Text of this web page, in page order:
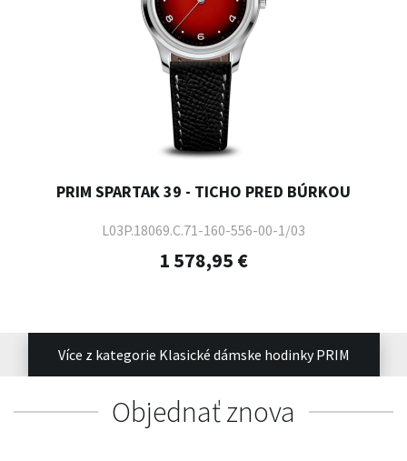
PRIM SPARTAK 39 - TICHO PRED BÚRKOU
L03P.18069.C.71-160-556-00-1/03
1 578,95 €
Více z kategorie Klasické dámske hodinky PRIM
Objednať znova